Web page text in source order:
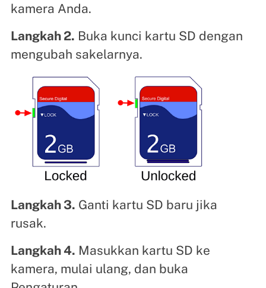
kamera Anda.
Langkah 2. Buka kunci kartu SD dengan
mengubah sakelarnya.
Langkah 3. Ganti kartu SD baru jika
rusak.
Langkah 4. Masukkan kartu SD ke
kamera, mulai ulang, dan buka